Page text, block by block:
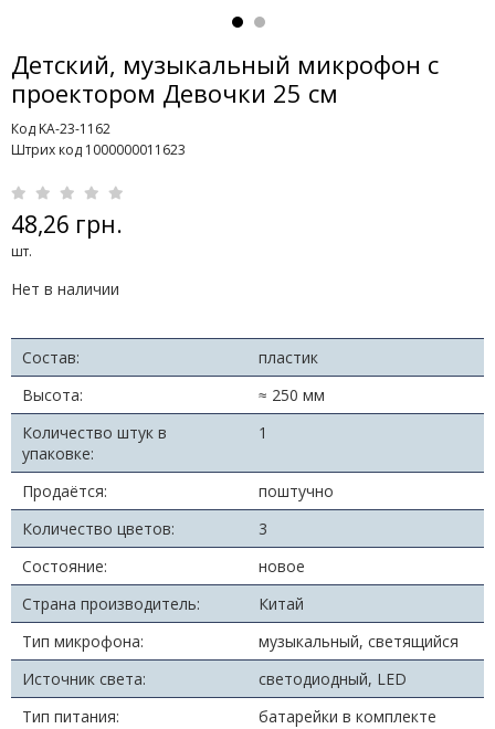
Детский, музыкальный микрофон с
проектором Девочки 25 см
Код KA-23-1162
Штрих код 1000000011623
48,26 грн.
шт.
Нет в наличии
Состав:
пластик
Высота:
≈ 250 мм
Количество штук в
упаковке:
1
Продаётся:
поштучно
Количество цветов:
3
Состояние:
новое
Страна производитель:
Китай
Тип микрофона:
музыкальный, светящийся
Источник света:
светодиодный, LED
Тип питания:
батарейки в комплекте